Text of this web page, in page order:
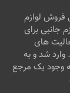
فروش لوازم
انواع لوازم جانبی برای
های
شد و به
وجود یک مرجع